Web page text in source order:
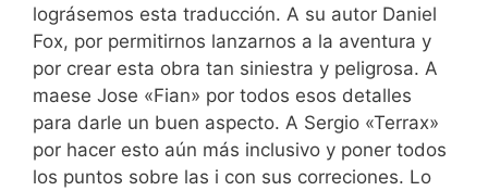
lográsemos esta traducción. A su autor Daniel
Fox, por permitirnos lanzarnos a la aventura y
por crear esta obra tan siniestra y peligrosa. A
maese Jose «Fian» por todos esos detalles
para darle un buen aspecto. A Sergio «Terrax»
por hacer esto aún más inclusivo y poner todos
los puntos sobre las i con sus correciones. Lo